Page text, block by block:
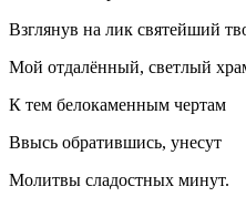
Взглянув на лик святейший
Мой отдалённый, светлый
К тем белокаменным чертам
Ввысь обратившись, унесут
Молитвы сладостных минут.